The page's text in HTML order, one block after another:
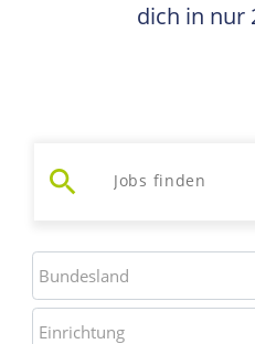
dich in nur
search
Jobs suchen
Bundesland
Bundesland
Einrichtung
Einrichtung